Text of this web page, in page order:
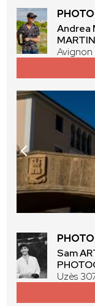
Andrea
Avignon
Sam
Uzès